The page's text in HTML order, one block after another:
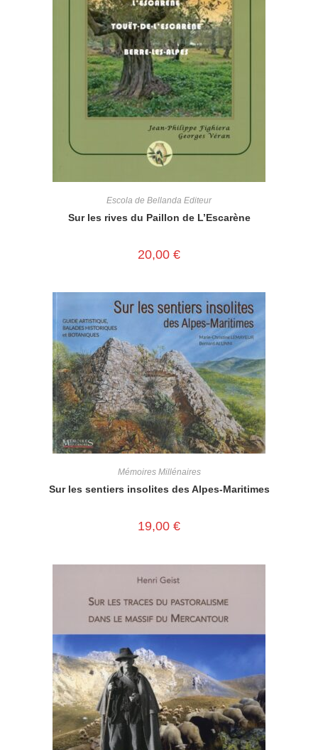
Escola de Bellanda Editeur
Sur les rives du Paillon de L’Escarène
20,00 €
Mémoires Millénaires
Sur les sentiers insolites des Alpes-Maritimes
19,00 €